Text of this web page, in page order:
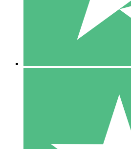
10 00
10 Téléchargements
20 00